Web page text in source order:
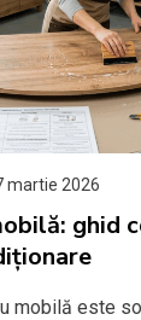
martie 2026
ghid
mobilă este